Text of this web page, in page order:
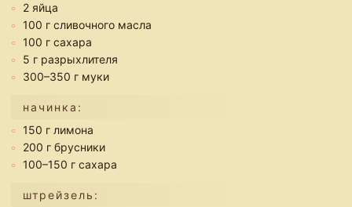
2 яйца
100 г сливочного масла
100 г сахара
5 г разрыхлителя
300–350 г муки
начинка:
150 г лимона
200 г брусники
100–150 г сахара
штрейзель: